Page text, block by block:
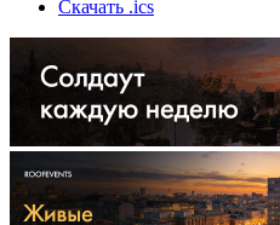
Скачать .ics